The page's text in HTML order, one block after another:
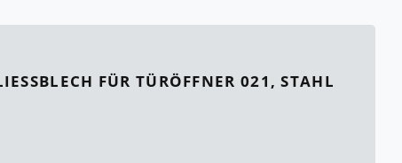
FÜR TÜRÖFFNER 021, STAHL